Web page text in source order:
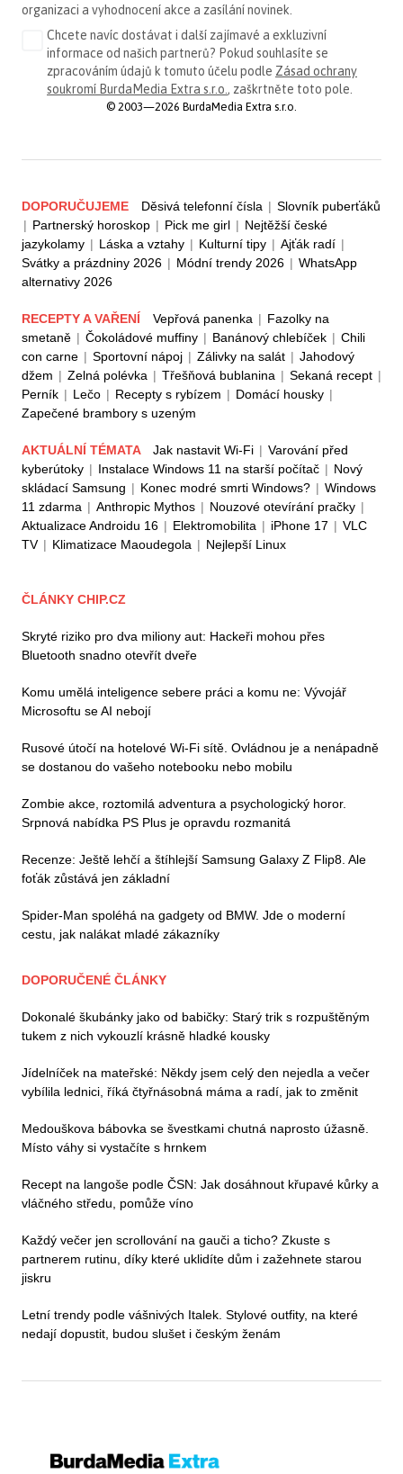
organizaci a vyhodnocení akce a zasílání novinek.
Chcete navíc dostávat i další zajímavé a exkluzivní
informace od našich partnerů? Pokud souhlasíte se
zpracováním údajů k tomuto účelu podle Zásad ochrany
soukromí BurdaMedia Extra s.r.o. , zaškrtněte toto pole.
© 2003—2026 BurdaMedia Extra s.r.o.
DOPORUČUJEME Děsivá telefonní čísla | Slovník puberťáků
| Partnerský horoskop | Pick me girl | Nejtěžší české
jazykolamy | Láska a vztahy | Kulturní tipy | Ajťák radí |
Svátky a prázdniny 2026 | Módní trendy 2026 | WhatsApp
alternativy 2026
RECEPTY A VAŘENÍ Vepřová panenka | Fazolky na
smetaně | Čokoládové muffiny | Banánový chlebíček | Chili
con carne | Sportovní nápoj | Zálivky na salát | Jahodový
džem | Zelná polévka | Třešňová bublanina | Sekaná recept |
Perník | Lečo | Recepty s rybízem | Domácí housky |
Zapečené brambory s uzeným
AKTUÁLNÍ TÉMATA Jak nastavit Wi-Fi | Varování před
kyberútoky | Instalace Windows 11 na starší počítač | Nový
skládací Samsung | Konec modré smrti Windows? | Windows
11 zdarma | Anthropic Mythos | Nouzové otevírání pračky |
Aktualizace Androidu 16 | Elektromobilita | iPhone 17 | VLC
TV | Klimatizace Maoudegola | Nejlepší Linux
ČLÁNKY CHIP.CZ
Skryté riziko pro dva miliony aut: Hackeři mohou přes
Bluetooth snadno otevřít dveře
Komu umělá inteligence sebere práci a komu ne: Vývojář
Microsoftu se AI nebojí
Rusové útočí na hotelové Wi-Fi sítě. Ovládnou je a nenápadně
se dostanou do vašeho notebooku nebo mobilu
Zombie akce, roztomilá adventura a psychologický horor.
Srpnová nabídka PS Plus je opravdu rozmanitá
Recenze: Ještě lehčí a štíhlejší Samsung Galaxy Z Flip8. Ale
foťák zůstává jen základní
Spider-Man spoléhá na gadgety od BMW. Jde o moderní
cestu, jak nalákat mladé zákazníky
DOPORUČENÉ ČLÁNKY
Dokonalé škubánky jako od babičky: Starý trik s rozpuštěným
tukem z nich vykouzlí krásně hladké kousky
Jídelníček na mateřské: Někdy jsem celý den nejedla a večer
vybílila lednici, říká čtyřnásobná máma a radí, jak to změnit
Medouškova bábovka se švestkami chutná naprosto úžasně.
Místo váhy si vystačíte s hrnkem
Recept na langoše podle ČSN: Jak dosáhnout křupavé kůrky a
vláčného středu, pomůže víno
Každý večer jen scrollování na gauči a ticho? Zkuste s
partnerem rutinu, díky které uklidíte dům i zažehnete starou
jiskru
Letní trendy podle vášnivých Italek. Stylové outfity, na které
nedají dopustit, budou slušet i českým ženám